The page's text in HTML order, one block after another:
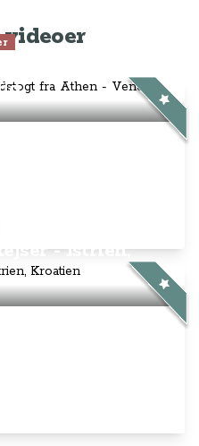
videoer
- Istrien,